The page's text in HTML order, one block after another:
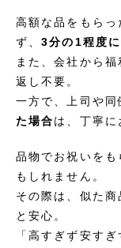
高額な品をもら
ず、3分の1程度
また、会社から
返し不要。
一方で、上司や同
た場合は、丁寧に
品物でお祝いを
もしれません。
その際は、似た商
と安心。
「高すぎず安す